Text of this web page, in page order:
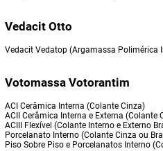
Vedacit Otto
Vedacit Vedatop (Argamassa Polimérica
Votomassa Votorantim
ACI Cerâmica Interna (Colante Cinza)
ACII Cerâmica Interna e Externa (Colante
ACIII Flexível (Colante Interno e Externo
Porcelanato Interno (Colante Cinza ou
Piso Sobre Piso e Porcelanatos Interno